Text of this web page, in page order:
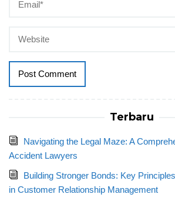
Terbaru
Navigating the Legal Maze: A
Accident Lawyers
Building Stronger Bonds: Key
in Customer Relationship Management